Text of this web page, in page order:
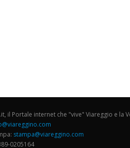
il Portale internet che "vive" Viareggio e la
stampa@viareggino.com
0205164